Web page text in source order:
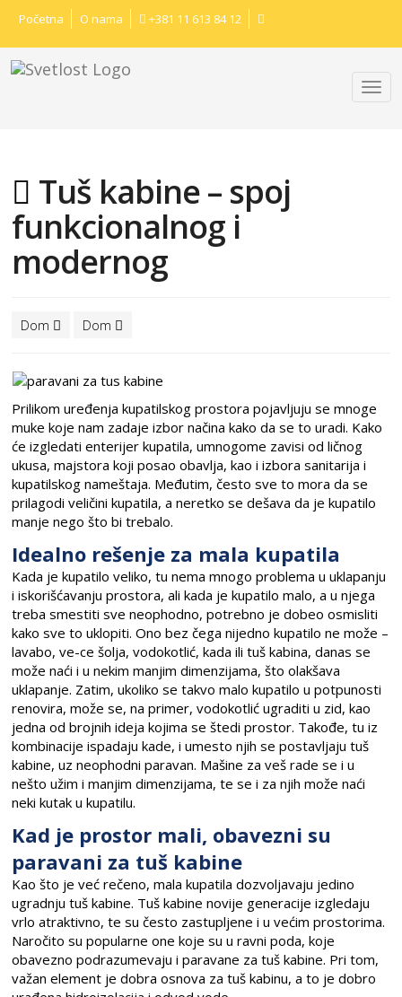
Početna O nama +381 11 613 84 12
Tuš kabine – spoj
funkcionalnog i
modernog
Dom Dom
Prilikom uređenja kupatilskog prostora pojavljuju se mnoge
muke koje nam zadaje izbor načina kako da se to uradi. Kako
će izgledati enterijer kupatila, umnogome zavisi od ličnog
ukusa, majstora koji posao obavlja, kao i izbora sanitarija i
kupatilskog nameštaja. Međutim, često sve to mora da se
prilagodi veličini kupatila, a neretko se dešava da je kupatilo
manje nego što bi trebalo.
Idealno rešenje za mala kupatila
Kada je kupatilo veliko, tu nema mnogo problema u uklapanju
i iskorišćavanju prostora, ali kada je kupatilo malo, a u njega
treba smestiti sve neophodno, potrebno je dobeo osmisliti
kako sve to uklopiti. Ono bez čega nijedno kupatilo ne može –
lavabo, ve-ce šolja, vodokotlić, kada ili tuš kabina, danas se
može naći i u nekim manjim dimenzijama, što olakšava
uklapanje. Zatim, ukoliko se takvo malo kupatilo u potpunosti
renovira, može se, na primer, vodokotlić ugraditi u zid, kao
jedna od brojnih ideja kojima se štedi prostor. Takođe, tu iz
kombinacije ispadaju kade, i umesto njih se postavljaju tuš
kabine, uz neophodni paravan. Mašine za veš rade se i u
nešto užim i manjim dimenzijama, te se i za njih može naći
neki kutak u kupatilu.
Kad je prostor mali, obavezni su
paravani za tuš kabine
Kao što je već rečeno, mala kupatila dozvoljavaju jedino
ugradnju tuš kabine. Tuš kabine novije generacije izgledaju
vrlo atraktivno, te su često zastupljene i u većim prostorima.
Naročito su popularne one koje su u ravni poda, koje
obavezno podrazumevaju i paravane za tuš kabine. Pri tom,
važan element je dobra osnova za tuš kabinu, a to je dobro